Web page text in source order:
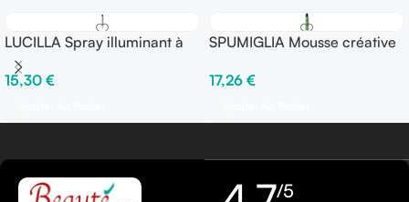
LUCILLA Spray illuminant à
l’action thermo-protectrice
150 ml – Fix ○○○○○
15,30 €
SPUMIGLIA Mousse créative
●●●●○
17,26 €
/5